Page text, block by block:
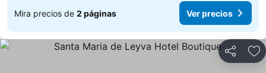
Mira precios de 2 páginas Ver precios
Compartir